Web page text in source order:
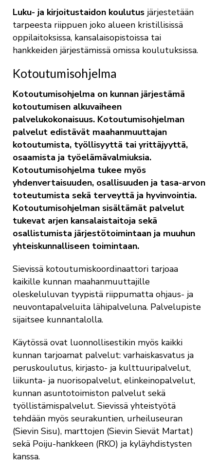
Luku- ja kirjoitustaidon koulutusjärjestetään
tarpeesta riippuen joko alueen kristillisissä
oppilaitoksissa, kansalaisopistoissa tai
hankkeiden järjestämissä omissa koulutuksissa.
Kotoutumisohjelma
Kotoutumisohjelma on kunnan järjestämä
kotoutumisen alkuvaiheen
palvelukokonaisuus. Kotoutumisohjelman
palvelut edistävät maahanmuuttajan
kotoutumista, työllisyyttä tai yrittäjyyttä,
osaamista ja työelämävalmiuksia.
Kotoutumisohjelma tukee myös
yhdenvertaisuuden, osallisuuden ja tasa-arvon
toteutumista sekä terveyttä ja hyvinvointia.
Kotoutumisohjelman sisältämät palvelut
tukevat arjen kansalaistaitoja sekä
osallistumista järjestötoimintaan ja muuhun
yhteiskunnalliseen toimintaan.
Sievissä kotoutumiskoordinaattori tarjoaa
kaikille kunnan maahanmuuttajille
oleskeluluvan tyypistä riippumatta ohjaus- ja
neuvontapalveluita lähipalveluna. Palvelupiste
sijaitsee kunnantalolla.
Käytössä ovat luonnollisestikin myös kaikki
kunnan tarjoamat palvelut: varhaiskasvatus ja
peruskoulutus, kirjasto- ja kulttuuripalvelut,
liikunta- ja nuorisopalvelut, elinkeinopalvelut,
kunnan asuntotoimiston palvelut sekä
työllistämispalvelut. Sievissä yhteistyötä
tehdään myös seurakuntien, urheiluseuran
(Sievin Sisu), marttojen (Sievin Sievät Martat)
sekä Poiju-hankkeen (RKO) ja kyläyhdistysten
kanssa.